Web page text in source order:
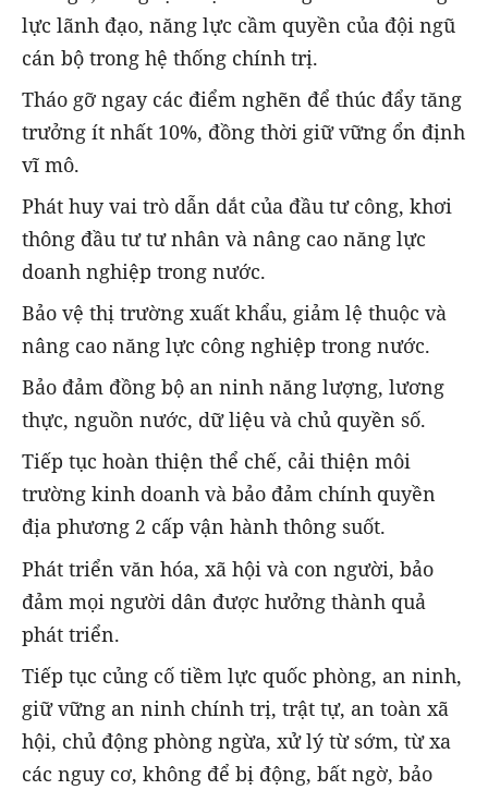
lực lãnh đạo, năng lực cầm quyền của đội ngũ
cán bộ trong hệ thống chính trị.
Tháo gỡ ngay các điểm nghẽn để thúc đẩy tăng
trưởng ít nhất 10%, đồng thời giữ vững ổn định
vĩ mô.
Phát huy vai trò dẫn dắt của đầu tư công, khơi
thông đầu tư tư nhân và nâng cao năng lực
doanh nghiệp trong nước.
Bảo vệ thị trường xuất khẩu, giảm lệ thuộc và
nâng cao năng lực công nghiệp trong nước.
Bảo đảm đồng bộ an ninh năng lượng, lương
thực, nguồn nước, dữ liệu và chủ quyền số.
Tiếp tục hoàn thiện thể chế, cải thiện môi
trường kinh doanh và bảo đảm chính quyền
địa phương 2 cấp vận hành thông suốt.
Phát triển văn hóa, xã hội và con người, bảo
đảm mọi người dân được hưởng thành quả
phát triển.
Tiếp tục củng cố tiềm lực quốc phòng, an ninh,
giữ vững an ninh chính trị, trật tự, an toàn xã
hội, chủ động phòng ngừa, xử lý từ sớm, từ xa
các nguy cơ, không để bị động, bất ngờ, bảo